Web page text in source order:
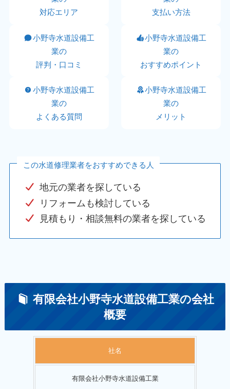
対応エリア
支払い方法
小野寺水道設備工
業の
評判・口コミ
小野寺水道設備工
業の
おすすめポイント
小野寺水道設備工
業の
よくある質問
小野寺水道設備工
業の
メリット
この水道修理業者をおすすめできる人
地元の業者を探している
リフォームも検討している
見積もり・相談無料の業者を探している
有限会社小野寺水道設備工業の会社
概要
社名
有限会社小野寺水道設備工業